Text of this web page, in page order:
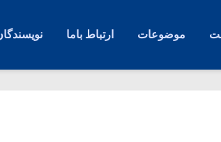
موضوعات ارتباط باما